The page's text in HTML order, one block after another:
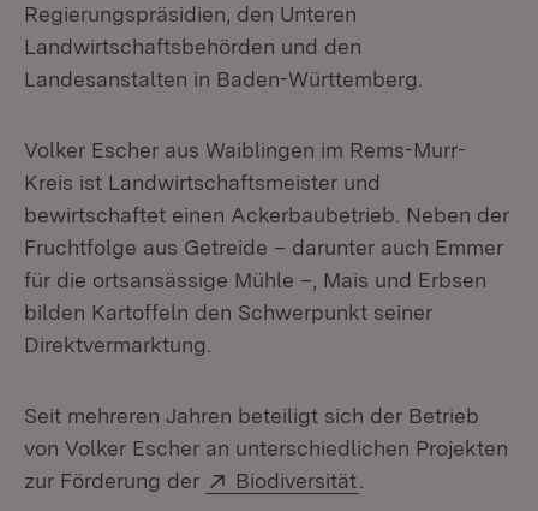
Regierungspräsidien, den Unteren
Landwirtschaftsbehörden und den
Landesanstalten in Baden-Württemberg.
Volker Escher aus Waiblingen im Rems-Murr-
Kreis ist Landwirtschaftsmeister und
bewirtschaftet einen Ackerbaubetrieb. Neben der
Fruchtfolge aus Getreide – darunter auch Emmer
für die ortsansässige Mühle –, Mais und Erbsen
bilden Kartoffeln den Schwerpunkt seiner
Direktvermarktung.
Seit mehreren Jahren beteiligt sich der Betrieb
von Volker Escher an unterschiedlichen Projekten
zur Förderung der
Extern:
Biodiversität